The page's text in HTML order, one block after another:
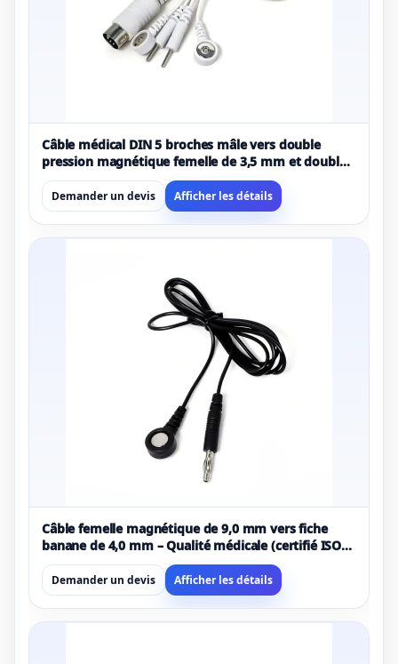
Câble médical DIN 5 broches mâle vers double
pression magnétique femelle de 3,5 mm et double
électrode à broche de 2,0 mm
Demander un devis Afficher les détails
Câble femelle magnétique de 9,0 mm vers fiche
banane de 4,0 mm – Qualité médicale (certifié ISO
13485/9001, personnalisable)
Demander un devis Afficher les détails